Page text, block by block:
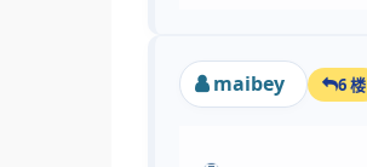
maibey 6 楼